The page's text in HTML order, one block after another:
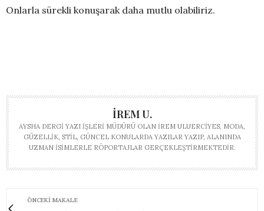
Onlarla sürekli konuşarak daha mutlu olabiliriz.
İREM U.
AYSHA DERGI YAZI İŞLERI MÜDÜRÜ OLAN İREM ULUERCIYES, MODA,
GÜZELLIK, STIL, GÜNCEL KONULARDA YAZILAR YAZIP, ALANINDA
UZMAN ISIMLERLE RÖPORTAJLAR GERÇEKLEŞTIRMEKTEDIR.
ÖNCEKI MAKALE